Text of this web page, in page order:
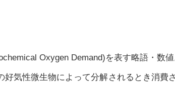
Oxygen Demand)を表す略語・数値
好気性微生物によって分解されるとき消費